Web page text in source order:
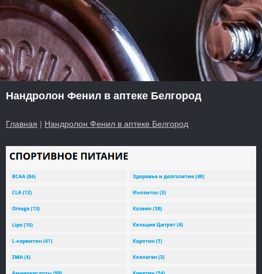
Нандролон Фенил в аптеке Белгород
Главная | Нандролон Фенил в аптеке Белгород